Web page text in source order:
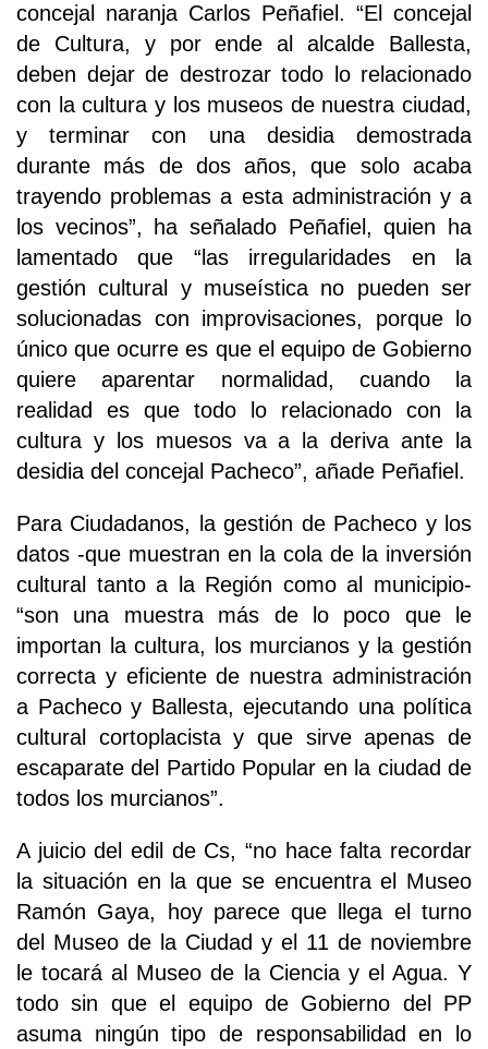
concejal naranja Carlos Peñafiel. “El concejal
de Cultura, y por ende al alcalde Ballesta,
deben dejar de destrozar todo lo relacionado
con la cultura y los museos de nuestra ciudad,
y terminar con una desidia demostrada
durante más de dos años, que solo acaba
trayendo problemas a esta administración y a
los vecinos”, ha señalado Peñafiel, quien ha
lamentado que “las irregularidades en la
gestión cultural y museística no pueden ser
solucionadas con improvisaciones, porque lo
único que ocurre es que el equipo de Gobierno
quiere aparentar normalidad, cuando la
realidad es que todo lo relacionado con la
cultura y los muesos va a la deriva ante la
desidia del concejal Pacheco”, añade Peñafiel.
Para Ciudadanos, la gestión de Pacheco y los
datos -que muestran en la cola de la inversión
cultural tanto a la Región como al municipio-
“son una muestra más de lo poco que le
importan la cultura, los murcianos y la gestión
correcta y eficiente de nuestra administración
a Pacheco y Ballesta, ejecutando una política
cultural cortoplacista y que sirve apenas de
escaparate del Partido Popular en la ciudad de
todos los murcianos”.
A juicio del edil de Cs, “no hace falta recordar
la situación en la que se encuentra el Museo
Ramón Gaya, hoy parece que llega el turno
del Museo de la Ciudad y el 11 de noviembre
le tocará al Museo de la Ciencia y el Agua. Y
todo sin que el equipo de Gobierno del PP
asuma ningún tipo de responsabilidad en lo